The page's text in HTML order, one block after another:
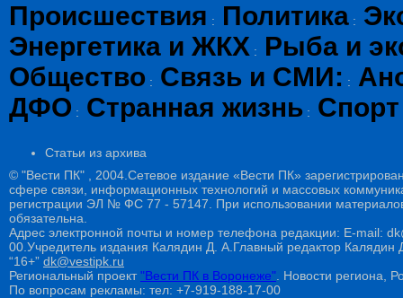
Происшествия : Политика :
Энергетика и ЖКХ :
Рыба и
Общество : Связь и СМИ: :
ДФО : Странная жизнь : Спорт
Статьи из архива
© "Вести ПК" , 2004.Сетевое издание «Вести ПК»
сфере связи, информационных технологий и массовых
регистрации ЭЛ № ФС 77 - 57147. При использовании
обязательна.
Адрес электронной почты и номер телефона редакции: E-mail:
00.Учредитель издания Калядин Д. А.Главный редактор
“16+” dk@vestipk.ru
Региональный проект"Вести ПК в Воронеже" . Новости региона,
По вопросам рекламы: тел: +7-919-188-17-00